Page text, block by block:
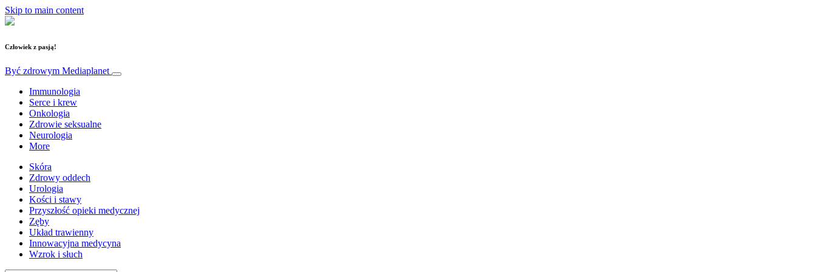
Skip to main content
Człowiek z pasją!
Być zdrowym Mediaplanet
Immunologia
Serce i krew
Onkologia
Zdrowie seksualne
Neurologia
More
Skóra
Zdrowy oddech
Urologia
Kości i stawy
Przyszłość opieki medycznej
Zęby
Układ trawienny
Innowacyjna medycyna
Wzrok i słuch